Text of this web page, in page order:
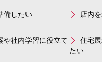
備したい 店内
や社内学習に役立て
住宅
たい